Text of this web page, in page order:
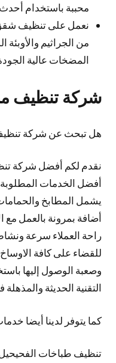
محببة باستخدام أحدث
نعمل على تنظيف شقق
من الجراثيم
المضخات عالية
شركة تنظيف
هل تبحث عن شركة
نقدم لكم أفضل شركة
أفضل الخدمات
يشمل المطابخ
أضافة بمرونة بالعمل مع
راحة العملاء سرعة
للقضاء على كافة
وصعبة الوصول إليها
التقنية الحديثة والمذهلة
كما يتوفر لدينا أيضا
تنظيف طباخات الفحيحيل